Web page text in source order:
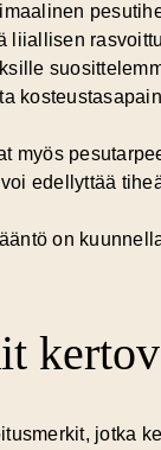
liiallisen
myös
edellyttää
on
jotka